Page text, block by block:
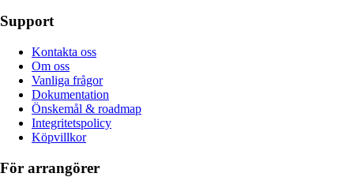
Support
Kontakta oss
Om oss
Vanliga frågor
Dokumentation
Önskemål & roadmap
Integritetspolicy
Köpvillkor
För arrangörer